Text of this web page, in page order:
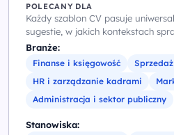
POLECANY DLA
Każdy szablon CV pasuje
sugestie, w jakich kontekstach
Branże:
Finanse i księgowość
HR i zarządzanie kadrami
Administracja i sektor publiczny
Stanowiska: